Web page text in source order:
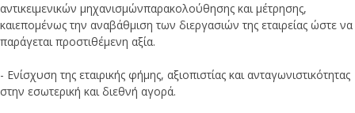
αντικειμενικών μηχανισμώνπαρακολούθησης και μέτρησης,
καιεπομένως την αναβάθμιση των διεργασιών της εταιρείας ώστε να
παράγεται προστιθέμενη αξία.
- Ενίσχυση της εταιρικής φήμης, αξιοπιστίας και ανταγωνιστικότητας
στην εσωτερική και διεθνή αγορά.